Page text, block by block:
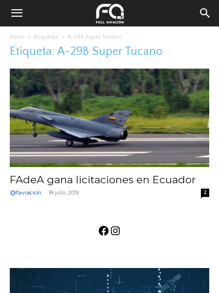
Inicio Etiquetas A-29B Super Tucano
Etiqueta: A-29B Super Tucano
FAdeA gana licitaciones en Ecuador
@faviacion - 18 julio, 2019 2
Facebook
Instagram